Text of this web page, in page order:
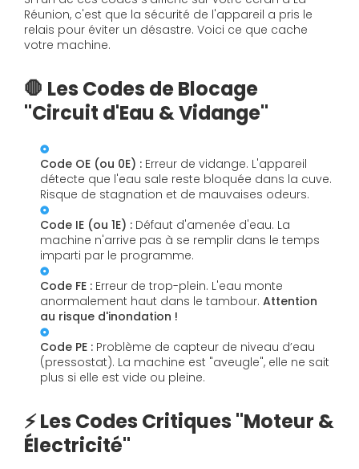
Réunion, c'est que la sécurité de l'appareil a pris le
relais pour éviter un désastre. Voici ce que cache
votre machine.
🛑 Les Codes de Blocage
"Circuit d'Eau & Vidange"
Code OE (ou 0E) : Erreur de vidange. L'appareil
détecte que l'eau sale reste bloquée dans la cuve.
Risque de stagnation et de mauvaises odeurs.
Code IE (ou 1E) : Défaut d'amenée d'eau. La
machine n'arrive pas à se remplir dans le temps
imparti par le programme.
Code FE : Erreur de trop-plein. L'eau monte
anormalement haut dans le tambour. Attention
au risque d'inondation !
Code PE : Problème de capteur de niveau d’eau
(pressostat). La machine est "aveugle", elle ne sait
plus si elle est vide ou pleine.
⚡ Les Codes Critiques "Moteur &
Électricité"